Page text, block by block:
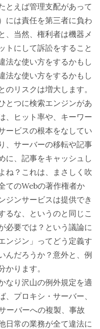
とえば管理支配があって
には責任を第三者に負わ
、当然、権利者は機器メ
トにして訴訟をすること
法な使い方をするかもし
法な使い方をするかもし
リスクは増大します。
とつに検索エンジンがあ
、ヒット率や、キーワー
ービスの根本をなしてい
、サーバーの移転や記事
に、記事をキャッシュし
ね？これは、まさしく吹
てのWebの著作権者か
ジンサービスは提供でき
るな、というのと同じこ
必要では？という議論に
ンジン」ってどう定義す
んだろうか？意外と、例
ります。
なり沢山の例外規定を適
プロキシ・サーバー、
ーバーへの複製、事故
日常の業務が全て違法に